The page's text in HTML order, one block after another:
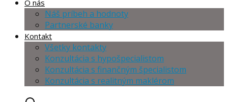
O nás
Náš príbeh a hodnoty
Partnerské banky
Kontakt
Všetky kontakty
Konzultácia s hypošpecialistom
Konzultácia s finančným špecialistom
Konzultácia s realitným maklérom